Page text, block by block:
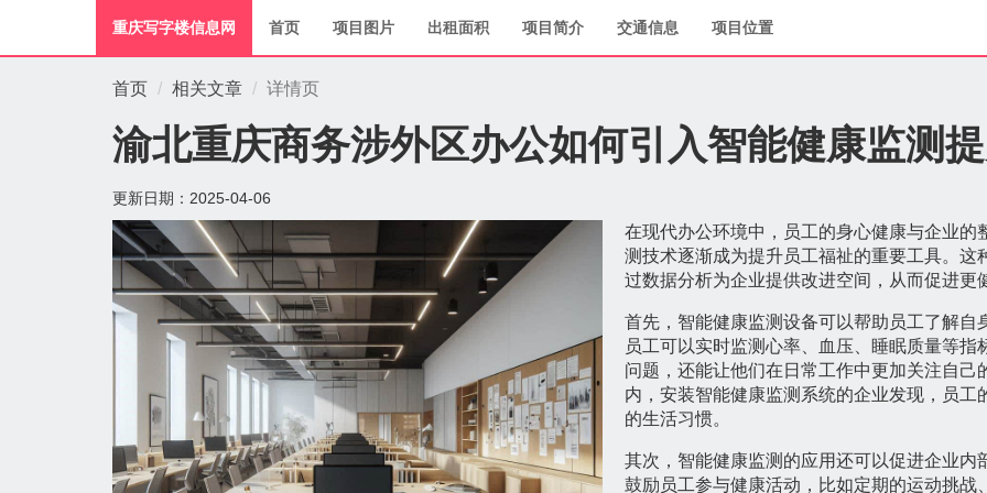
重庆写字楼信息网 首页 项目图片 出租面积 项目简介 交通信息 项目位置
首页 相关文章 详情页
渝北重庆商务涉外区办公如何引入智能健康监测
更新日期： 2025-04-06
在现代办公环境中，员工的身心健康与企业
测技术逐渐成为提升员工福祉的重要工具。
过数据分析为企业提供改进空间，从而促进更
首先，智能健康监测设备可以帮助员工了解
员工可以实时监测心率、血压、睡眠质量等
问题，还能让他们在日常工作中更加关注自
内，安装智能健康监测系统的企业发现，员
的生活习惯。
其次，智能健康监测的应用还可以促进企业
鼓励员工参与健康活动，比如定期的运动挑